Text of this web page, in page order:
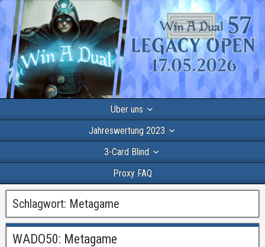
Über uns
Jahreswertung 2023
3-Card Blind
Proxy FAQ
Schlagwort: Metagame
WADO50: Metagame